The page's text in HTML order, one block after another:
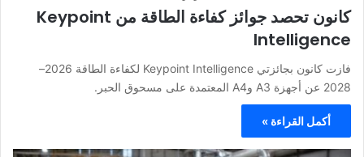
كانون تحصد جوائز كفاءة الطاقة من Keypoint
Intelligence
فازت كانون بجائزتي Keypoint Intelligence لكفاءة الطاقة 2026–
2028 عن أجهزة A3 وA4 المعتمدة على مسحوق الحبر.
أكمل القراءة »